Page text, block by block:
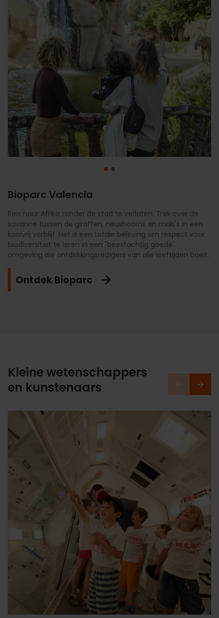
Bioparc Valencia
Reis naar Afrika zonder de stad te verlaten. Trek over de
savanne tussen de giraffen, neushoorns en maki's in een
kooivrij verblijf. Het is een totale beleving om respect voor
biodiversiteit te leren in een "beestachtig goede"
omgeving die ontdekkingsreizigers van alle leeftijden boeit.
Ontdek Bioparc
Duik in het grootste aquarium van Europa. Loop door de
langste haaientunnel, ontmoet de beloega's en geniet van
bio-educatieve dolfijnenshows. Mis de backstage tour niet
om over de tanks te wandelen en te ontdekken hoe ze
zorgen voor de 500 soorten die in dit mariene ecosysteem
Mis het niet
Kleine wetenschappers
en kunstenaars